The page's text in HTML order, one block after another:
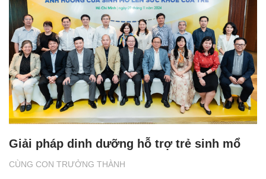
CÙNG CON TRƯỞNG THÀNH
Giải pháp dinh dưỡng hỗ trợ trẻ sinh mổ